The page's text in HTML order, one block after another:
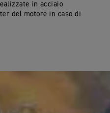
in acciaio
del motore in caso di